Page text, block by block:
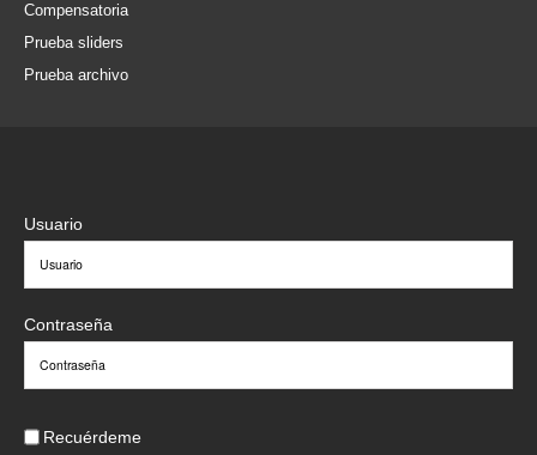
Compensatoria
Prueba sliders
Prueba archivo
Usuario
Contraseña
Recuérdeme